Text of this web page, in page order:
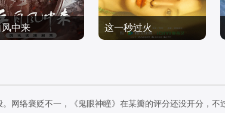
中来
中国大陆
这一秒过火
沙宝亮,吴莫愁,毛孩,鹿骐,
苇青,刘令姿,康可人,陈东
2026/中国大陆
网络褒贬不一，《鬼眼神瞳》在某瓣的评分还没开分，